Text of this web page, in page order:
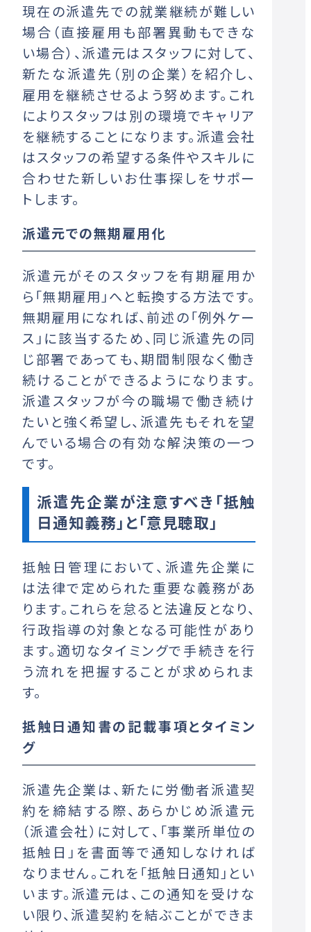
現在の派遣先での就業継続が難しい
場合（直接雇用も部署異動もできな
い場合）、派遣元はスタッフに対して、
新たな派遣先（別の企業）を紹介し、
雇用を継続させるよう努めます。これ
によりスタッフは別の環境でキャリア
を継続することになります。派遣会社
はスタッフの希望する条件やスキルに
合わせた新しいお仕事探しをサポー
トします。
派遣元での無期雇用化
派遣元がそのスタッフを有期雇用か
ら「無期雇用」へと転換する方法です。
無期雇用になれば、前述の「例外ケー
ス」に該当するため、同じ派遣先の同
じ部署であっても、期間制限なく働き
続けることができるようになります。
派遣スタッフが今の職場で働き続け
たいと強く希望し、派遣先もそれを望
んでいる場合の有効な解決策の一つ
です。
派遣先企業が注意すべき「抵触
日通知義務」と「意見聴取」
抵触日管理において、派遣先企業に
は法律で定められた重要な義務があ
ります。これらを怠ると法違反となり、
行政指導の対象となる可能性があり
ます。適切なタイミングで手続きを行
う流れを把握することが求められま
す。
抵触日通知書の記載事項とタイミン
グ
派遣先企業は、新たに労働者派遣契
約を締結する際、あらかじめ派遣元
（派遣会社）に対して、「事業所単位の
抵触日」を書面等で通知しなければ
なりません。これを「抵触日通知」とい
います。派遣元は、この通知を受けな
い限り、派遣契約を結ぶことができま